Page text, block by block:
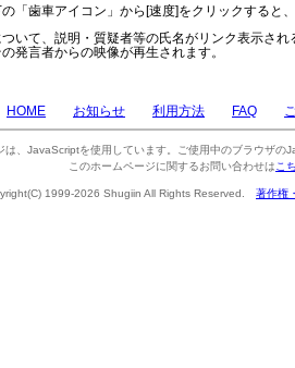
の「歯車アイコン」から[速度]をクリックすると
ついて、説明・質疑者等の氏名がリンク表示さ
発言者からの映像が再生されます。
HOME お知らせ 利用方法 FAQ
は、JavaScriptを使用しています。ご使用中のブラウザの
このホームページに関するお問い合わせは こ
1999-2026 Shugiin All Rights Reserved. 著作権